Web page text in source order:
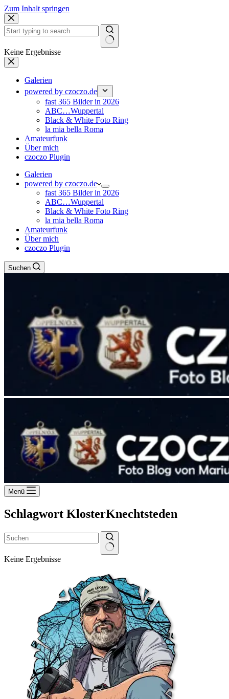
Zum Inhalt springen
Keine Ergebnisse
Galerien
powered by czoczo.de
fast 365 Bilder in 2026
ABC…Wuppertal
Black & White Foto Ring
la mia bella Roma
Amateurfunk
Über mich
czoczo Plugin
Galerien
powered by czoczo.de
fast 365 Bilder in 2026
ABC…Wuppertal
Black & White Foto Ring
la mia bella Roma
Amateurfunk
Über mich
czoczo Plugin
Suchen
Menü
Schlagwort KlosterKnechtsteden
Keine Ergebnisse